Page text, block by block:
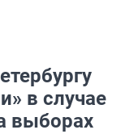
в случае
выборах